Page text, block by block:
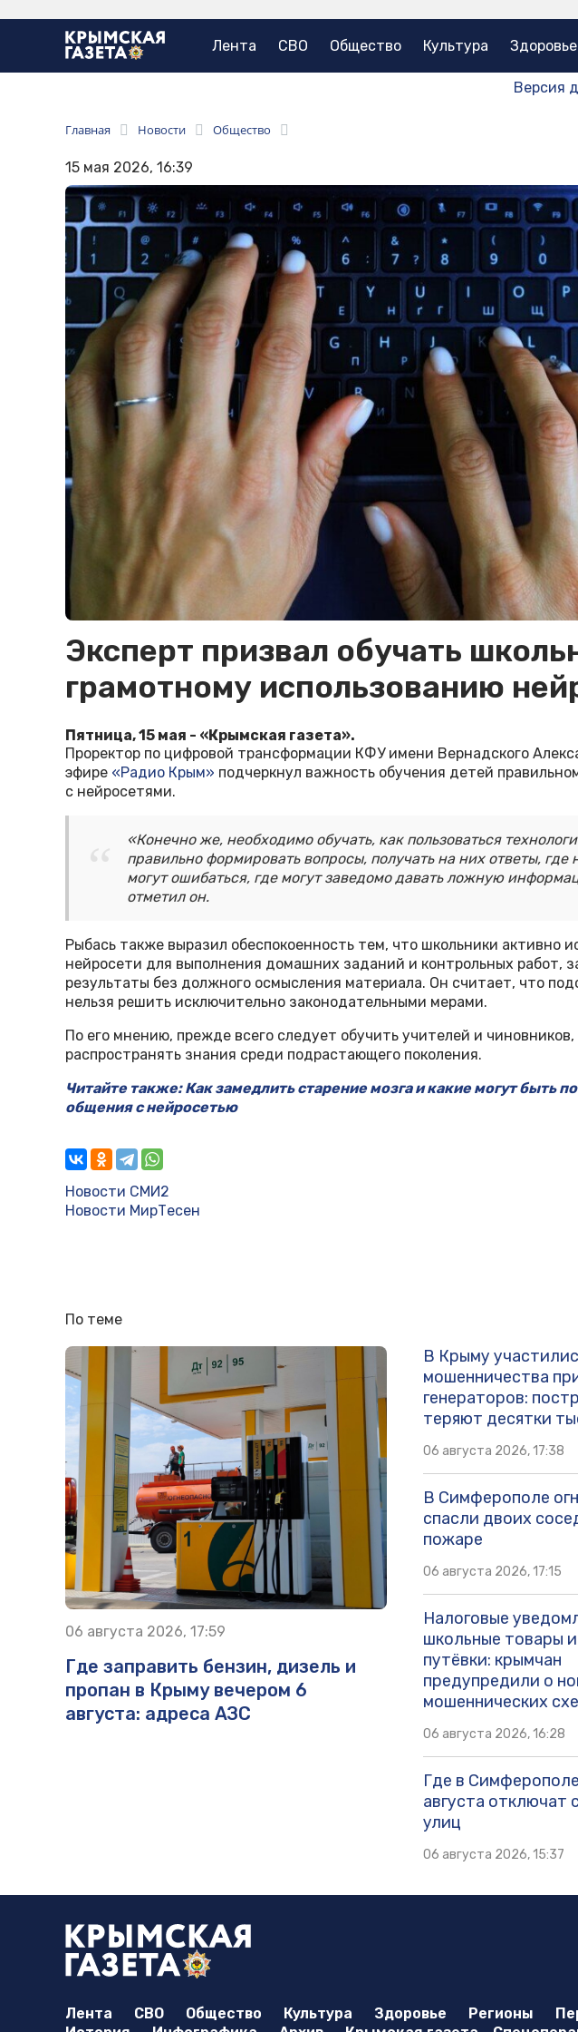
Лента СВО Общество Культура Здоровье
Версия
Главная Новости Общество
15 мая 2026, 16:39
Эксперт призвал обучать
грамотному использованию
Пятница, 15 мая - «Крымская газета».
Проректор по цифровой трансформации КФУ имени Вернадского
эфире «Радио Крым» подчеркнул важность обучения детей
с нейросетями.
«Конечно же, необходимо обучать, как пользоваться
правильно формировать вопросы, получать на них ответы, где
могут ошибаться, где могут заведомо давать ложную
отметил он.
Рыбась также выразил обеспокоенность тем, что школьники активно
нейросети для выполнения домашних заданий и контрольных работ,
результаты без должного осмысления материала. Он считает, что
нельзя решить исключительно законодательными мерами.
По его мнению, прежде всего следует обучить учителей и
распространять знания среди подрастающего поколения.
Читайте также: Как замедлить старение мозга и какие могут быть
общения с нейросетью
Новости СМИ2
Новости МирТесен
По теме
06 августа 2026, 17:59
Где заправить бензин, дизель и
пропан в Крыму вечером 6
августа: адреса АЗС
В Крыму
мошенничества
генераторов:
теряют десятки
06 августа 2026, 17:38
В Симферополе
спасли двоих
пожаре
06 августа 2026, 17:15
Налоговые
школьные товары
путёвки: крымчан
предупредили о
мошеннических
06 августа 2026, 16:28
Где в
августа отключат
улиц
06 августа 2026, 15:37
Лента СВО Общество Культура Здоровье Регионы